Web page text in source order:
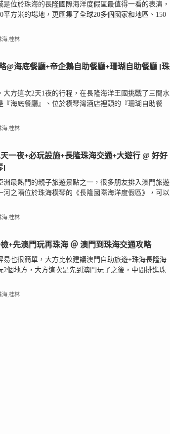
位於珠海的長隆國際海洋度假區最值得一看的表演，
平方米的場地，更匯集了全球20多個國家和地區、150
海,桂林
@海底餐廳+帝企鵝自助餐廳+珊瑚自助餐廳 [珠
大方這次2天1夜的行程，在長隆海洋王國挑戰了三間水
『海底餐廳』、位於橫琴灣酒店裡頭的『珊瑚自助餐
海,桂林
一夜+必玩設施+長隆珠海交通+大遊行 @ 好好
]
洲最熱門的親子旅遊景點之一，很多朋友排入澳門旅遊
河之隔位於珠海橫琴的《長隆國際海洋度假區》，可以
海,桂林
+先澳門玩再珠海 ＠ 澳門到珠海交通攻略
易也很簡單，大方比較建議澳門自助旅遊+珠海長隆海
2個地方，大方這次是先到澳門玩了之後，中間排進珠
海,桂林